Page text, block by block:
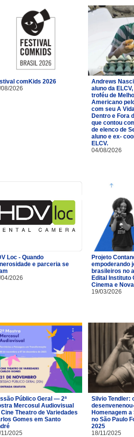
comKids 2026
2026
Andrews
aluno da
troféu de
Americano
com seu A
Dentro e Fora
que contou
de elenco de
aluno e ex-
ELCV.
04/08/2026
Loc - Quando
e parceria se
2026
Projeto
empoderando
brasileiros no
Edital Instituto
Cinema e
19/03/2026
Público Geral — 2ª
Mercosul Audiovisual
Cine Theatro de Variedades
Gomes em Santo
11/2025
Silvio Tendler:
Homenagem a
no São Paulo
2025
18/11/2025